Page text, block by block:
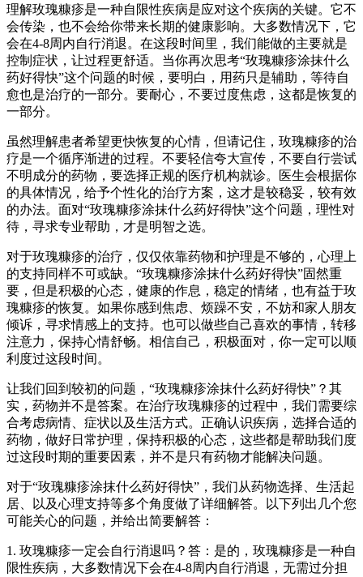
理解玫瑰糠疹是一种自限性疾病是应对这个疾病的关键。它不
会传染，也不会给你带来长期的健康影响。大多数情况下，它
会在4-8周内自行消退。在这段时间里，我们能做的主要就是
控制症状，让过程更舒适。当你再次思考“玫瑰糠疹涂抹什么
药好得快”这个问题的时候，要明白，用药只是辅助，等待自
愈也是治疗的一部分。要耐心，不要过度焦虑，这都是恢复的
一部分。
虽然理解患者希望更快恢复的心情，但请记住，玫瑰糠疹的治
疗是一个循序渐进的过程。不要轻信夸大宣传，不要自行尝试
不明成分的药物，要选择正规的医疗机构就诊。医生会根据你
的具体情况，给予个性化的治疗方案，这才是较稳妥，较有效
的办法。面对“玫瑰糠疹涂抹什么药好得快”这个问题，理性对
待，寻求专业帮助，才是明智之选。
对于玫瑰糠疹的治疗，仅仅依靠药物和护理是不够的，心理上
的支持同样不可或缺。“玫瑰糠疹涂抹什么药好得快”固然重
要，但是积极的心态，健康的作息，稳定的情绪，也有益于玫
瑰糠疹的恢复。如果你感到焦虑、烦躁不安，不妨和家人朋友
倾诉，寻求情感上的支持。也可以做些自己喜欢的事情，转移
注意力，保持心情舒畅。相信自己，积极面对，你一定可以顺
利度过这段时间。
让我们回到较初的问题，“玫瑰糠疹涂抹什么药好得快”？其
实，药物并不是答案。在治疗玫瑰糠疹的过程中，我们需要综
合考虑病情、症状以及生活方式。正确认识疾病，选择合适的
药物，做好日常护理，保持积极的心态，这些都是帮助我们度
过这段时期的重要因素，并不是只有药物才能解决问题。
对于“玫瑰糠疹涂抹什么药好得快”，我们从药物选择、生活起
居、以及心理支持等多个角度做了详细解答。以下列出几个您
可能关心的问题，并给出简要解答：
1. 玫瑰糠疹一定会自行消退吗？答：是的，玫瑰糠疹是一种自
限性疾病，大多数情况下会在4-8周内自行消退，无需过分担